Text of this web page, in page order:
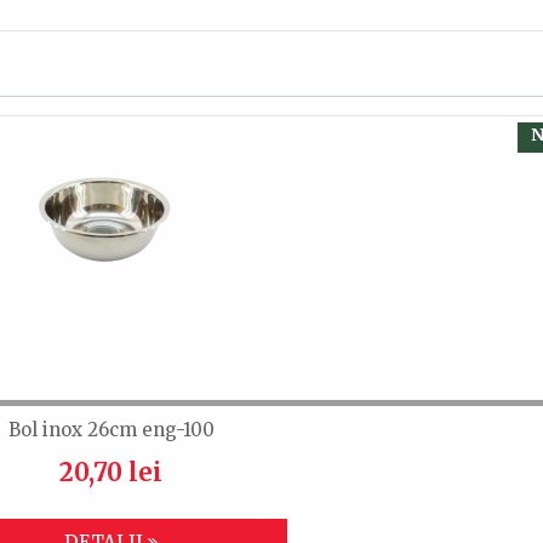
să fiți înregistrat.
Bol inox 26cm eng-100
20,70 lei